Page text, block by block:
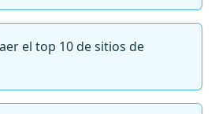
el top 10 de sitios de